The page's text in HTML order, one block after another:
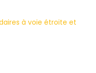
à voie étroite et